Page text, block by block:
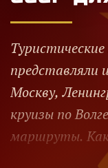
представляли
Москву,
круизы по
маршруты.
говорил о